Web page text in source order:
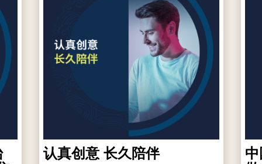
认真创意 长久陪伴